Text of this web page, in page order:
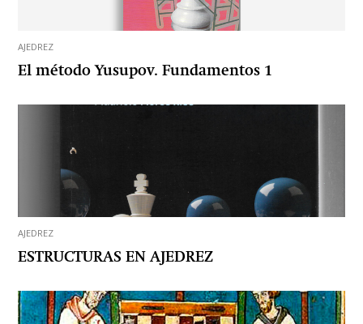
AJEDREZ
El método Yusupov. Fundamentos 1
AJEDREZ
ESTRUCTURAS EN AJEDREZ